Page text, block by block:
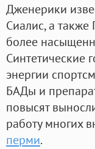
Дженерики
Сиалис, а
более
Синтетические
энергии
БАДы и
повысят
работу многих
перми.